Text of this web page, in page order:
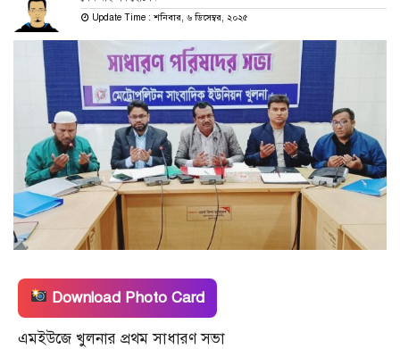
Update Time : শনিবার, ৬ ডিসেম্বর, ২০২৫
Download Photo Card
এমইউজে খুলনার প্রথম সাধারণ সভা